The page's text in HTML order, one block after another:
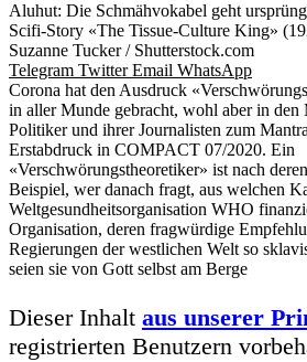
Aluhut: Die Schmähvokabel geht
Scifi-Story «The Tissue-Culture King»
Suzanne Tucker / Shutterstock.com
Telegram Twitter Email WhatsApp
Corona hat den Ausdruck
in aller Munde gebracht, wohl aber in den
Politiker und ihrer Journalisten zum
Erstabdruck in COMPACT 07/2020. Ein
«Verschwörungstheoretiker» ist nach
Beispiel, wer danach fragt, aus welchen
Weltgesundheitsorganisation WHO
Organisation, deren fragwürdige
Regierungen der westlichen Welt so
seien sie von Gott selbst am Berge
Dieser Inhalt aus unserer
registrierten Benutzern